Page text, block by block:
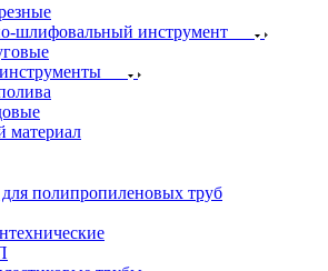
шлифовальный инструмент
материал
полипропиленовых труб